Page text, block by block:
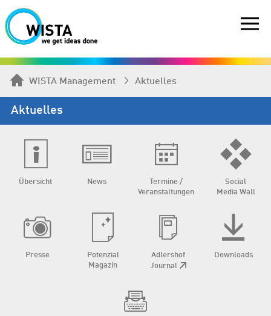
WISTA Management Aktuelles
Aktuelles
Übersicht News
Termine /
Veranstaltungen
Social
Media Wall
Presse
Potenzial
Magazin
Adlershof
Journal
Downloads